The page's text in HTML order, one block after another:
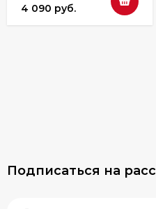
4 090 руб.
Подписаться на